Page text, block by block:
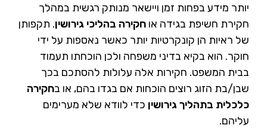
יותר מידע בפחות זמן ויישאר מנותק רגשית במהלך
חקירת חשיפת בגידה או חקירה בהליכי גירושין. תקפותן
של ראיות הן קונקרטיות יותר כאשר נאספות על ידי
חוקר. הוא בקיא בדיני משפחה ולכן הוכחתו תעמוד
בבית המשפט. חקירות אלה עלולות להסתכם בכך
שבן/בת הזוג רוצים הוכחות אם בגדו בהם, או בחקירה
כלכלית בתהליך גירושין כדי לוודא שלא מערימים
עליהם.